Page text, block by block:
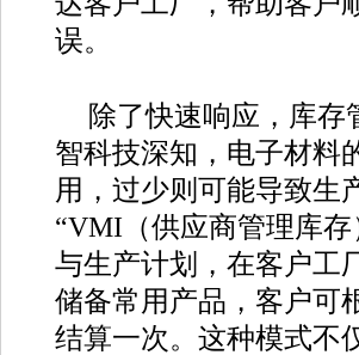
误。
除了快速响应，库存
智科技深知，电子材料
用，过少则可能导致生
“VMI（供应商管理库
与生产计划，在客户工
储备常用产品，客户可
结算一次。这种模式不